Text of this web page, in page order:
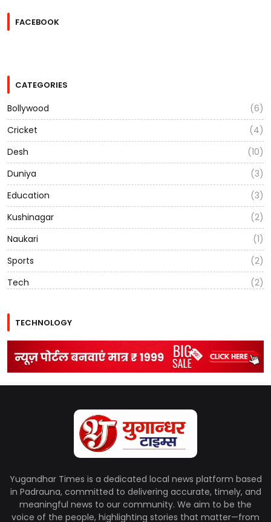
FACEBOOK
CATEGORIES
Bollywood
(6)
Cricket
(4)
Desh
(10)
Duniya
(3)
Education
(3)
Kushinagar
(2)
Naukari
(1)
Sports
(2)
Tech
(2)
TECHNOLOGY
Yugandhar Times is a dedicated local news platform based
in Padrauna, committed to delivering accurate, timely, and
meaningful news to our community. We aim to be the
voice of the people, highlighting stories that matter—from